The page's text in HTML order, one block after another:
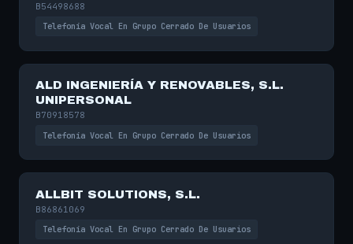
B54498688
Telefonía Vocal En Grupo Cerrado De Usuarios
ALD INGENIERÍA Y RENOVABLES, S.L.
UNIPERSONAL
B70918578
Telefonía Vocal En Grupo Cerrado De Usuarios
ALLBIT SOLUTIONS, S.L.
B86861069
Telefonía Vocal En Grupo Cerrado De Usuarios